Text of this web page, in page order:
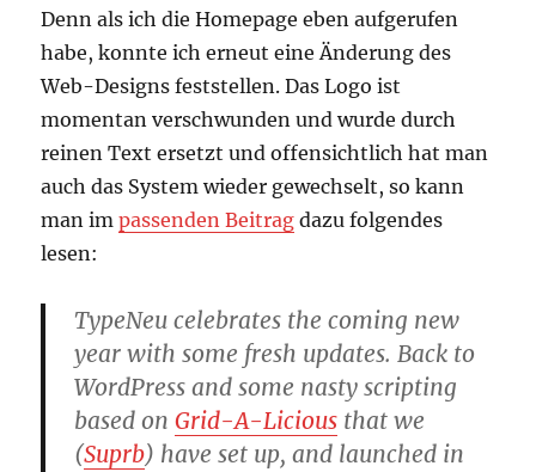
Denn als ich die Homepage eben aufgerufen
habe, konnte ich erneut eine Änderung des
Web-Designs feststellen. Das Logo ist
momentan verschwunden und wurde durch
reinen Text ersetzt und offensichtlich hat man
auch das System wieder gewechselt, so kann
man impassenden Beitrag dazu folgendes
lesen:
TypeNeu celebrates the coming new
year with some fresh updates. Back to
WordPress and some nasty scripting
based onGrid-A-Licious that we
(Suprb) have set up, and launched in